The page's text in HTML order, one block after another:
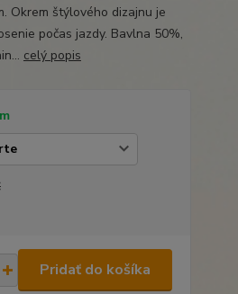
Okrem štýlového dizajnu je
počas jazdy. Bavlna 50%,
celý popis
Pridať do košíka